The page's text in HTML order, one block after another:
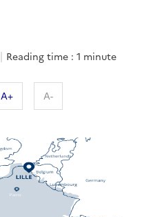
Reading time : 1 minute
A+ A-